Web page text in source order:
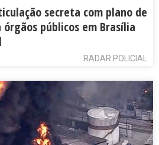
secreta com plano de
públicos em Brasília
RADAR POLICIAL